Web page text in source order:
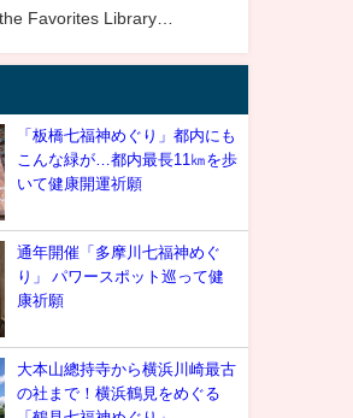
Favorites Library…
「板橋七福神めぐり」都内にも
こんな緑が…都内最長11㎞を歩
いて健康開運祈願
通年開催「多摩川七福神めぐ
り」 パワースポット巡って健
康祈願
大本山總持寺から横浜川崎最古
の社まで！横浜鶴見をめぐる